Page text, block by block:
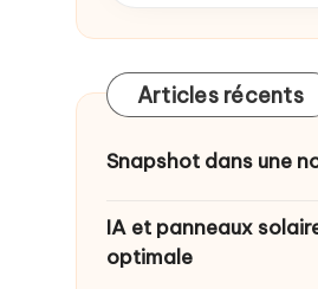
Articles récents
Snapshot dans une
IA et panneaux
optimale